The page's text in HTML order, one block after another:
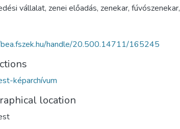
vállalat, zenei előadás, zenekar, fúvószenekar,
handle/20.500.14711/165245
képarchívum
location